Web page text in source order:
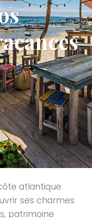
atlantique
ses charmes
patrimoine